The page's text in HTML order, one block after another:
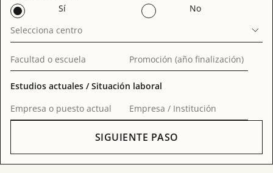
Sí
No
Selecciona centro
Facultad o escuela Promoción (año finalización)
Estudios actuales / Situación laboral
Empresa o puesto actual
Empresa / Institución
SIGUIENTE PASO